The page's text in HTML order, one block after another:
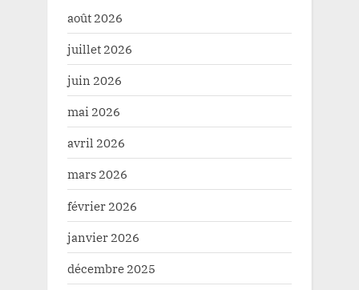
août 2026
juillet 2026
juin 2026
mai 2026
avril 2026
mars 2026
février 2026
janvier 2026
décembre 2025